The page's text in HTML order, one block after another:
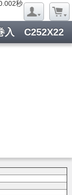
秒
入 C252X22